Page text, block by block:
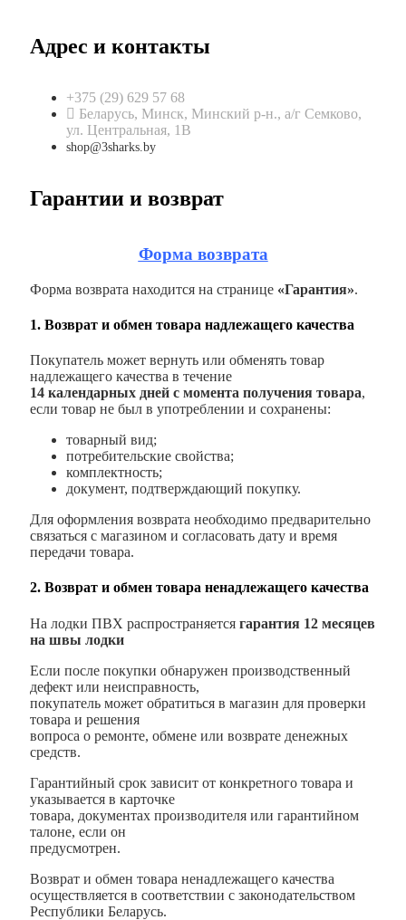
Адрес и контакты
+375 (29) 629 57 68
Беларусь, Минск, Минский р-н., а/г Семково,
ул. Центральная, 1В
shop@3sharks.by
Гарантии и возврат
Форма возврата
Форма возврата находится на странице «Гарантия».
1. Возврат и обмен товара надлежащего качества
Покупатель может вернуть или обменять товар
надлежащего качества в течение
14 календарных дней с момента получения товара,
если товар не был в употреблении и сохранены:
товарный вид;
потребительские свойства;
комплектность;
документ, подтверждающий покупку.
Для оформления возврата необходимо предварительно
связаться с магазином и согласовать дату и время
передачи товара.
2. Возврат и обмен товара ненадлежащего качества
На лодки ПВХ распространяется гарантия 12 месяцев
на швы лодки
Если после покупки обнаружен производственный
дефект или неисправность,
покупатель может обратиться в магазин для проверки
товара и решения
вопроса о ремонте, обмене или возврате денежных
средств.
Гарантийный срок зависит от конкретного товара и
указывается в карточке
товара, документах производителя или гарантийном
талоне, если он
предусмотрен.
Возврат и обмен товара ненадлежащего качества
осуществляется в соответствии с законодательством
Республики Беларусь.